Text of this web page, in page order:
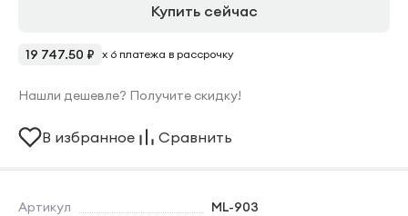
Артикул
ML-903
Купить сейчас
19 747.50 ₽ x 6 платежа в рассрочку
Нашли дешевле? Получите скидку!
В избранное Сравнить